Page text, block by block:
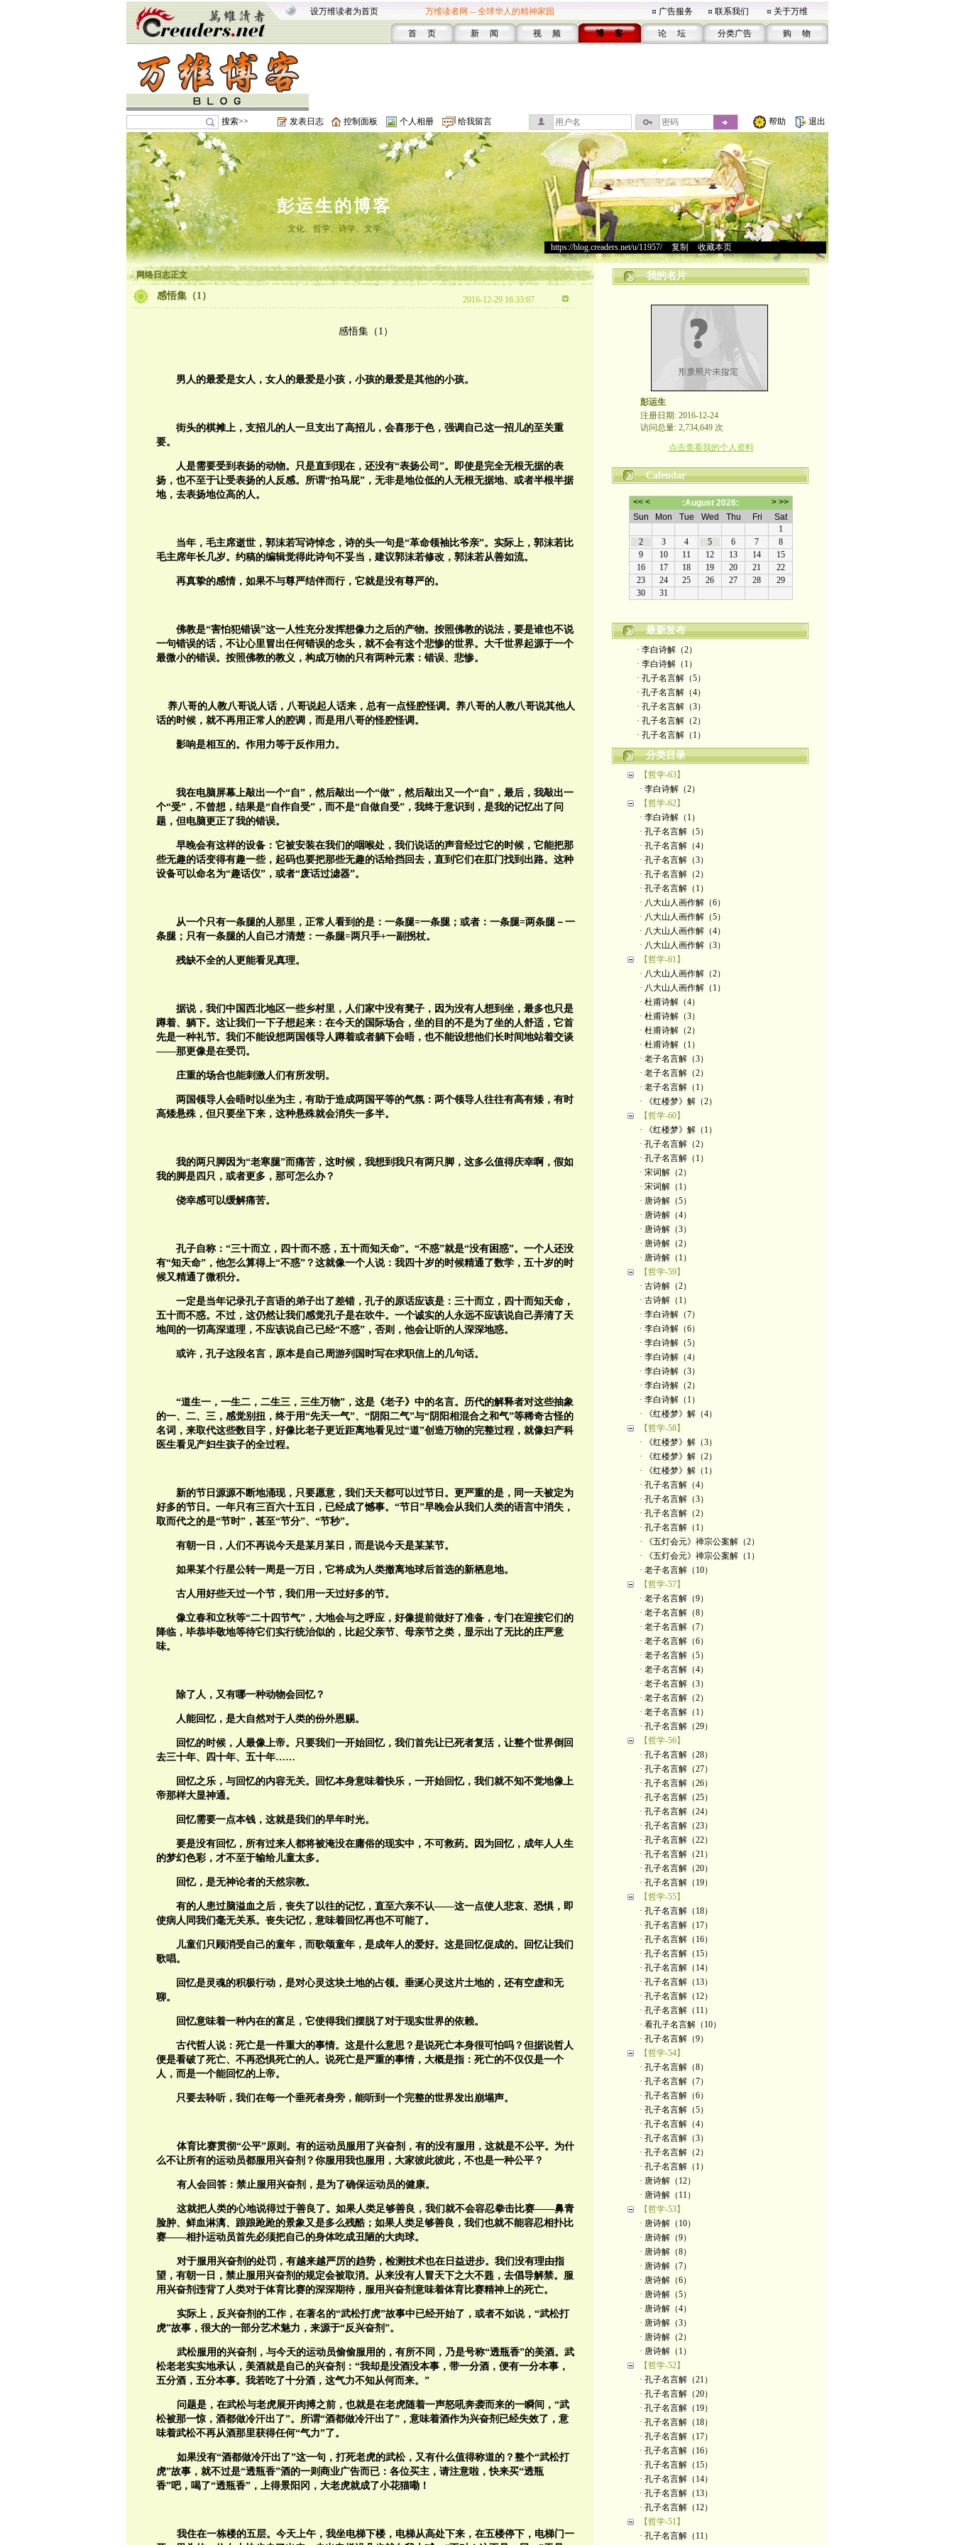
设万维读者为首页 万维读者网 -- 全球华人的精神家园 广告服务 联系我们 关于万维
首 页 新 闻 视 频 博 客 论 坛 分类广告 购 物
搜索>> 发表日志 控制面板 个人相册 给我留言 帮助 退出
彭运生的博客
文化、哲学、诗学、文学
https://blog.creaders.net/u/11957/> 复制 收藏本页
网络日志正文
感悟集（1） 2016-12-29 16:33:07
感悟集（1）
男人的最爱是女人，女人的最爱是小孩，小孩的最爱是其他的小孩。
街头的棋摊上，支招儿的人一旦支出了高招儿，会喜形于色，强调自己这一招儿的至关重
要。
人是需要受到表扬的动物。只是直到现在，还没有“表扬公司”。即使是完全无根无据的表
扬，也不至于让受表扬的人反感。所谓“拍马屁”，无非是地位低的人无根无据地、或者半根半据
地，去表扬地位高的人。
当年，毛主席逝世，郭沫若写诗悼念，诗的头一句是“革命领袖比爷亲”。实际上，郭沫若比
毛主席年长几岁。约稿的编辑觉得此诗句不妥当，建议郭沫若修改，郭沫若从善如流。
再真挚的感情，如果不与尊严结伴而行，它就是没有尊严的。
佛教是“害怕犯错误”这一人性充分发挥想像力之后的产物。按照佛教的说法，要是谁也不说
一句错误的话，不让心里冒出任何错误的念头，就不会有这个悲惨的世界。大千世界起源于一个
最微小的错误。按照佛教的教义，构成万物的只有两种元素：错误、悲惨。
养八哥的人教八哥说人话，八哥说起人话来，总有一点怪腔怪调。养八哥的人教八哥说其他人
话的时候，就不再用正常人的腔调，而是用八哥的怪腔怪调。
影响是相互的。作用力等于反作用力。
我在电脑屏幕上敲出一个“自”，然后敲出一个“做”，然后敲出又一个“自”，最后，我敲出一
个“受”，不曾想，结果是“自作自受”，而不是“自做自受”，我终于意识到，是我的记忆出了问
题，但电脑更正了我的错误。
早晚会有这样的设备：它被安装在我们的咽喉处，我们说话的声音经过它的时候，它能把那
些无趣的话变得有趣一些，起码也要把那些无趣的话给挡回去，直到它们在肛门找到出路。这种
设备可以命名为“趣话仪”，或者“废话过滤器”。
从一个只有一条腿的人那里，正常人看到的是：一条腿=一条腿；或者：一条腿=两条腿－一
条腿；只有一条腿的人自己才清楚：一条腿=两只手+一副拐杖。
残缺不全的人更能看见真理。
据说，我们中国西北地区一些乡村里，人们家中没有凳子，因为没有人想到坐，最多也只是
蹲着、躺下。这让我们一下子想起来：在今天的国际场合，坐的目的不是为了坐的人舒适，它首
先是一种礼节。我们不能设想两国领导人蹲着或者躺下会晤，也不能设想他们长时间地站着交谈
——那更像是在受罚。
庄重的场合也能刺激人们有所发明。
两国领导人会晤时以坐为主，有助于造成两国平等的气氛：两个领导人往往有高有矮，有时
高矮悬殊，但只要坐下来，这种悬殊就会消失一多半。
我的两只脚因为“老寒腿”而痛苦，这时候，我想到我只有两只脚，这多么值得庆幸啊，假如
我的脚是四只，或者更多，那可怎么办？
侥幸感可以缓解痛苦。
孔子自称：“三十而立，四十而不惑，五十而知天命”。“不惑”就是“没有困惑”。一个人还没
有“知天命”，他怎么算得上“不惑”？这就像一个人说：我四十岁的时候精通了数学，五十岁的时
候又精通了微积分。
一定是当年记录孔子言语的弟子出了差错，孔子的原话应该是：三十而立，四十而知天命，
五十而不惑。不过，这仍然让我们感觉孔子是在吹牛。一个诚实的人永远不应该说自己弄清了天
地间的一切高深道理，不应该说自己已经“不惑”，否则，他会让听的人深深地惑。
或许，孔子这段名言，原本是自己周游列国时写在求职信上的几句话。
“道生一，一生二，二生三，三生万物”，这是《老子》中的名言。历代的解释者对这些抽象
的一、二、三，感觉别扭，终于用“先天一气”、“阴阳二气”与“阴阳相混合之和气”等稀奇古怪的
名词，来取代这些数目字，好像比老子更近距离地看见过“道”创造万物的完整过程，就像妇产科
医生看见产妇生孩子的全过程。
新的节日源源不断地涌现，只要愿意，我们天天都可以过节日。更严重的是，同一天被定为
好多的节日。一年只有三百六十五日，已经成了憾事。“节日”早晚会从我们人类的语言中消失，
取而代之的是“节时”，甚至“节分”、“节秒”。
有朝一日，人们不再说今天是某月某日，而是说今天是某某节。
如果某个行星公转一周是一万日，它将成为人类撤离地球后首选的新栖息地。
古人用好些天过一个节，我们用一天过好多的节。
像立春和立秋等“二十四节气”，大地会与之呼应，好像提前做好了准备，专门在迎接它们的
降临，毕恭毕敬地等待它们实行统治似的，比起父亲节、母亲节之类，显示出了无比的庄严意
味。
除了人，又有哪一种动物会回忆？
人能回忆，是大自然对于人类的份外恩赐。
回忆的时候，人最像上帝。只要我们一开始回忆，我们首先让已死者复活，让整个世界倒回
去三十年、四十年、五十年……
回忆之乐，与回忆的内容无关。回忆本身意味着快乐，一开始回忆，我们就不知不觉地像上
帝那样大显神通。
回忆需要一点本钱，这就是我们的早年时光。
要是没有回忆，所有过来人都将被淹没在庸俗的现实中，不可救药。因为回忆，成年人人生
的梦幻色彩，才不至于输给儿童太多。
回忆，是无神论者的天然宗教。
有的人患过脑溢血之后，丧失了以往的记忆，直至六亲不认——这一点使人悲哀、恐惧，即
使病人同我们毫无关系。丧失记忆，意味着回忆再也不可能了。
儿童们只顾消受自己的童年，而歌颂童年，是成年人的爱好。这是回忆促成的。回忆让我们
歌唱。
回忆是灵魂的积极行动，是对心灵这块土地的占领。垂涎心灵这片土地的，还有空虚和无
聊。
回忆意味着一种内在的富足，它使得我们摆脱了对于现实世界的依赖。
古代哲人说：死亡是一件重大的事情。这是什么意思？是说死亡本身很可怕吗？但据说哲人
便是看破了死亡、不再恐惧死亡的人。说死亡是严重的事情，大概是指：死亡的不仅仅是一个
人，而是一个能回忆的上帝。
只要去聆听，我们在每一个垂死者身旁，能听到一个完整的世界发出崩塌声。
体育比赛贯彻“公平”原则。有的运动员服用了兴奋剂，有的没有服用，这就是不公平。为什
么不让所有的运动员都服用兴奋剂？你服用我也服用，大家彼此彼此，不也是一种公平？
有人会回答：禁止服用兴奋剂，是为了确保运动员的健康。
这就把人类的心地说得过于善良了。如果人类足够善良，我们就不会容忍拳击比赛——鼻青
脸肿、鲜血淋漓、踉踉跄跄的景象又是多么残酷；如果人类足够善良，我们也就不能容忍相扑比
赛——相扑运动员首先必须把自己的身体吃成丑陋的大肉球。
对于服用兴奋剂的处罚，有越来越严厉的趋势，检测技术也在日益进步。我们没有理由指
望，有朝一日，禁止服用兴奋剂的规定会被取消。从来没有人冒天下之大不韪，去倡导解禁。服
用兴奋剂违背了人类对于体育比赛的深深期待，服用兴奋剂意味着体育比赛精神上的死亡。
实际上，反兴奋剂的工作，在著名的“武松打虎”故事中已经开始了，或者不如说，“武松打
虎”故事，很大的一部分艺术魅力，来源于“反兴奋剂”。
武松服用的兴奋剂，与今天的运动员偷偷服用的，有所不同，乃是号称“透瓶香”的美酒。武
松老老实实地承认，美酒就是自己的兴奋剂：“我却是没酒没本事，带一分酒，便有一分本事，
五分酒，五分本事。我若吃了十分酒，这气力不知从何而来。”
问题是，在武松与老虎展开肉搏之前，也就是在老虎随着一声怒吼奔袭而来的一瞬间，“武
松被那一惊，酒都做冷汗出了”。所谓“酒都做冷汗出了”，意味着酒作为兴奋剂已经失效了，意
味着武松不再从酒那里获得任何“气力”了。
如果没有“酒都做冷汗出了”这一句，打死老虎的武松，又有什么值得称道的？整个“武松打
虎”故事，就不过是“透瓶香”酒的一则商业广告而已：各位买主，请注意啦，快来买“透瓶
香”吧，喝了“透瓶香”，上得景阳冈，大老虎就成了小花猫嘞！
我住在一栋楼的五层。今天上午，我坐电梯下楼，电梯从高处下来，在五楼停下，电梯门一
我的名片
彭运生
注册日期: 2016-12-24
访问总量: 2,734,649 次
点击查看我的个人资料
Calendar
最新发布
· 李白诗解（2）
· 李白诗解（1）
· 孔子名言解（5）
· 孔子名言解（4）
· 孔子名言解（3）
· 孔子名言解（2）
· 孔子名言解（1）
分类目录
【哲学-63】
· 李白诗解（2）
【哲学-62】
· 李白诗解（1）
· 孔子名言解（5）
· 孔子名言解（4）
· 孔子名言解（3）
· 孔子名言解（2）
· 孔子名言解（1）
· 八大山人画作解（6）
· 八大山人画作解（5）
· 八大山人画作解（4）
· 八大山人画作解（3）
【哲学-61】
· 八大山人画作解（2）
· 八大山人画作解（1）
· 杜甫诗解（4）
· 杜甫诗解（3）
· 杜甫诗解（2）
· 杜甫诗解（1）
· 老子名言解（3）
· 老子名言解（2）
· 老子名言解（1）
· 《红楼梦》解（2）
【哲学-60】
· 《红楼梦》解（1）
· 孔子名言解（2）
· 孔子名言解（1）
· 宋词解（2）
· 宋词解（1）
· 唐诗解（5）
· 唐诗解（4）
· 唐诗解（3）
· 唐诗解（2）
· 唐诗解（1）
【哲学-59】
· 古诗解（2）
· 古诗解（1）
· 李白诗解（7）
· 李白诗解（6）
· 李白诗解（5）
· 李白诗解（4）
· 李白诗解（3）
· 李白诗解（2）
· 李白诗解（1）
· 《红楼梦》解（4）
【哲学-58】
· 《红楼梦》解（3）
· 《红楼梦》解（2）
· 《红楼梦》解（1）
· 孔子名言解（4）
· 孔子名言解（3）
· 孔子名言解（2）
· 孔子名言解（1）
· 《五灯会元》禅宗公案解（2）
· 《五灯会元》禅宗公案解（1）
· 老子名言解（10）
【哲学-57】
· 老子名言解（9）
· 老子名言解（8）
· 老子名言解（7）
· 老子名言解（6）
· 老子名言解（5）
· 老子名言解（4）
· 老子名言解（3）
· 老子名言解（2）
· 老子名言解（1）
· 孔子名言解（29）
【哲学-56】
· 孔子名言解（28）
· 孔子名言解（27）
· 孔子名言解（26）
· 孔子名言解（25）
· 孔子名言解（24）
· 孔子名言解（23）
· 孔子名言解（22）
· 孔子名言解（21）
· 孔子名言解（20）
· 孔子名言解（19）
【哲学-55】
· 孔子名言解（18）
· 孔子名言解（17）
· 孔子名言解（16）
· 孔子名言解（15）
· 孔子名言解（14）
· 孔子名言解（13）
· 孔子名言解（12）
· 孔子名言解（11）
· 看孔子名言解（10）
· 孔子名言解（9）
【哲学-54】
· 孔子名言解（8）
· 孔子名言解（7）
· 孔子名言解（6）
· 孔子名言解（5）
· 孔子名言解（4）
· 孔子名言解（3）
· 孔子名言解（2）
· 孔子名言解（1）
· 唐诗解（12）
· 唐诗解（11）
【哲学-53】
· 唐诗解（10）
· 唐诗解（9）
· 唐诗解（8）
· 唐诗解（7）
· 唐诗解（6）
· 唐诗解（5）
· 唐诗解（4）
· 唐诗解（3）
· 唐诗解（2）
· 唐诗解（1）
【哲学-52】
· 孔子名言解（21）
· 孔子名言解（20）
· 孔子名言解（19）
· 孔子名言解（18）
· 孔子名言解（17）
· 孔子名言解（16）
· 孔子名言解（15）
· 孔子名言解（14）
· 孔子名言解（13）
· 孔子名言解（12）
【哲学-51】
· 孔子名言解（11）